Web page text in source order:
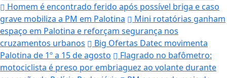
Homem é encontrado ferido após possível briga e caso
grave mobiliza a PM em Palotina
Mini rotatórias ganham
espaço em Palotina e reforçam segurança nos
cruzamentos urbanos
Big Ofertas Datec movimenta
Palotina de 1º a 15 de agosto
Flagrado no bafômetro:
motociclista é preso por embriaguez ao volante durante